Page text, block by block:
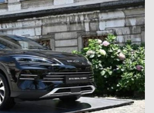
VİDEO GALERİ
KÜNYE
İLETİŞİM